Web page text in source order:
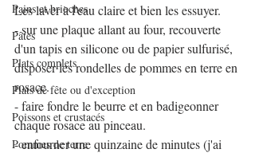
Pains et brioches
Pâtes
Plats complets
Plats de fête ou d'exception
Poissons et crustacés
Pommes de terre
Les laver à l'eau claire et bien les essuyer.
- sur une plaque allant au four, recouverte
d'un tapis en silicone ou de papier sulfurisé,
disposer les rondelles de pommes en terre en
rosace.
- faire fondre le beurre et en badigeonner
chaque rosace au pinceau.
- enfourner une quinzaine de minutes (j'ai